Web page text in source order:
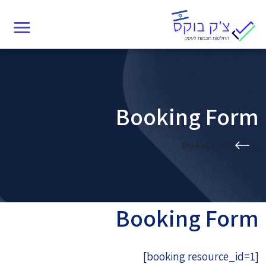
content
Booking Form
בית Booking Form
Booking Form
[booking resource_id=1]